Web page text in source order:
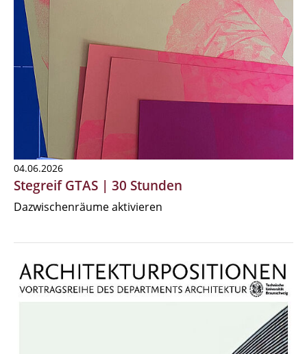
04.06.2026
Stegreif GTAS | 30 Stunden
Dazwischenräume aktivieren